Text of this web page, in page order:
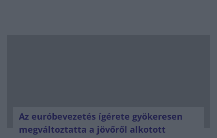
Az euróbevezetés ígérete gyökeresen
megváltoztatta a jövőről alkotott